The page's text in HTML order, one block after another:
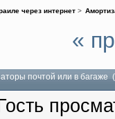
через интернет>
«
почтой или в багаже